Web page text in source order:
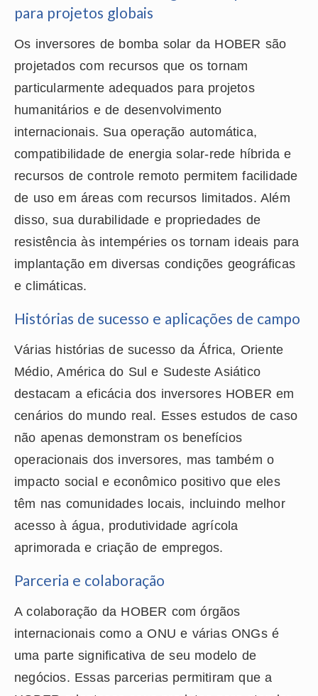
para projetos globais
Os inversores de bomba solar da HOBER são
projetados com recursos que os tornam
particularmente adequados para projetos
humanitários e de desenvolvimento
internacionais. Sua operação automática,
compatibilidade de energia solar-rede híbrida e
recursos de controle remoto permitem facilidade
de uso em áreas com recursos limitados. Além
disso, sua durabilidade e propriedades de
resistência às intempéries os tornam ideais para
implantação em diversas condições geográficas
e climáticas.
Histórias de sucesso e aplicações de campo
Várias histórias de sucesso da África, Oriente
Médio, América do Sul e Sudeste Asiático
destacam a eficácia dos inversores HOBER em
cenários do mundo real. Esses estudos de caso
não apenas demonstram os benefícios
operacionais dos inversores, mas também o
impacto social e econômico positivo que eles
têm nas comunidades locais, incluindo melhor
acesso à água, produtividade agrícola
aprimorada e criação de empregos.
Parceria e colaboração
A colaboração da HOBER com órgãos
internacionais como a ONU e várias ONGs é
uma parte significativa de seu modelo de
negócios. Essas parcerias permitiram que a